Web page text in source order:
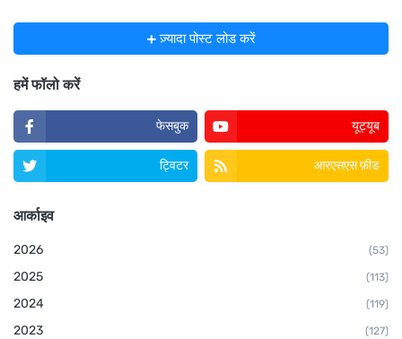
ज़्यादा पोस्ट लोड करें
हमें फॉलो करें
फेसबुक यूट्यूब
ट्विटर आरएसएस फ़ीड
आर्काइव
2026 (53)
2025 (113)
2024 (119)
2023 (127)